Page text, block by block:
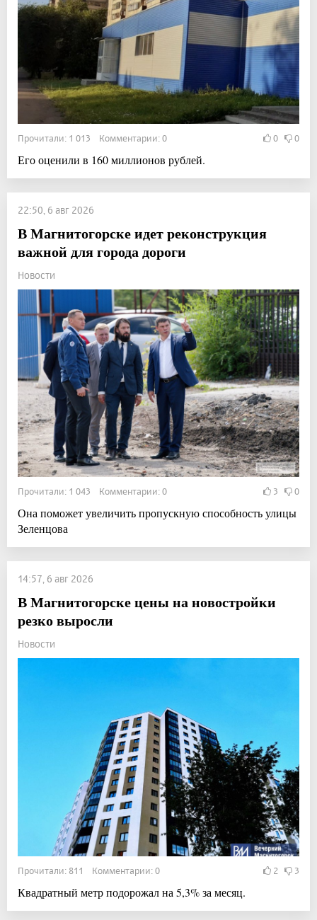
Прочитали: 1 013 Комментарии: 0 0 0
Его оценили в 160 миллионов рублей.
22:50, 6 авг 2026
В Магнитогорске идет реконструкция
важной для города дороги
Новости
Прочитали: 1 043 Комментарии: 0 3 0
Она поможет увеличить пропускную способность улицы
Зеленцова
14:57, 6 авг 2026
В Магнитогорске цены на новостройки
резко выросли
Новости
Прочитали: 811 Комментарии: 0 2 3
Квадратный метр подорожал на 5,3% за месяц.